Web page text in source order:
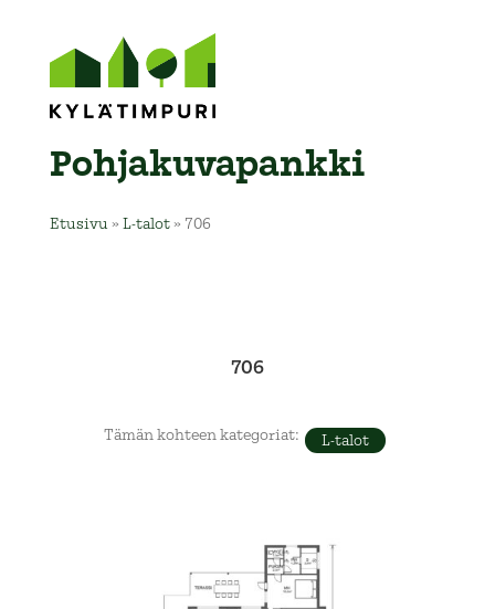
Pohja­kuva­pankki
Etusivu» L-talot» 706
706
Tämän kohteen kategoriat: L-talot